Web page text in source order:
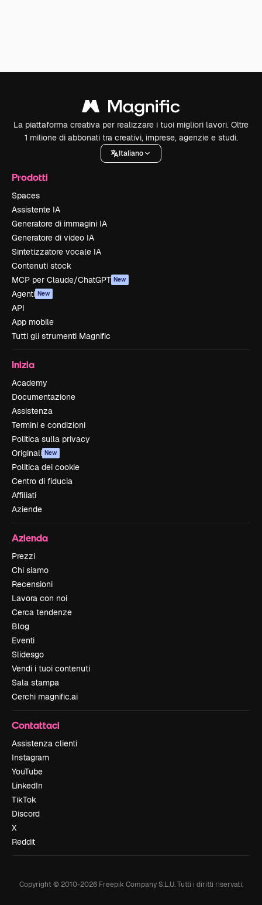
La piattaforma creativa per realizzare i tuoi migliori lavori. Oltre
1 milione di abbonati tra creativi, imprese, agenzie e studi.
Italiano
Prodotti
Spaces
Assistente IA
Generatore di immagini IA
Generatore di video IA
Sintetizzatore vocale IA
Contenuti stock
MCP per Claude/ChatGPT New
Agenti New
API
App mobile
Tutti gli strumenti Magnific
Inizia
Academy
Documentazione
Assistenza
Termini e condizioni
Politica sulla privacy
Originali New
Politica dei cookie
Centro di fiducia
Affiliati
Aziende
Azienda
Prezzi
Chi siamo
Recensioni
Lavora con noi
Cerca tendenze
Blog
Eventi
Slidesgo
Vendi i tuoi contenuti
Sala stampa
Cerchi magnific.ai
Contattaci
Assistenza clienti
Instagram
YouTube
LinkedIn
TikTok
Discord
X
Reddit
Copyright © 2010-2026Freepik Company S.L.U. Tutti i diritti riservati.